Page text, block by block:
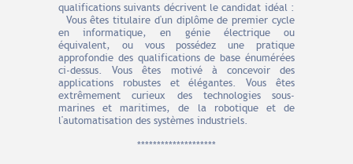
qualifications suivants décrivent le candidat idéal :
Vous êtes titulaire d'un diplôme de premier cycle
en informatique, en génie électrique ou
équivalent, ou vous possédez une pratique
approfondie des qualifications de base énumérées
ci-dessus. Vous êtes motivé à concevoir des
applications robustes et élégantes. Vous êtes
extrêmement curieux des technologies sous-
marines et maritimes, de la robotique et de
l'automatisation des systèmes industriels.
********************